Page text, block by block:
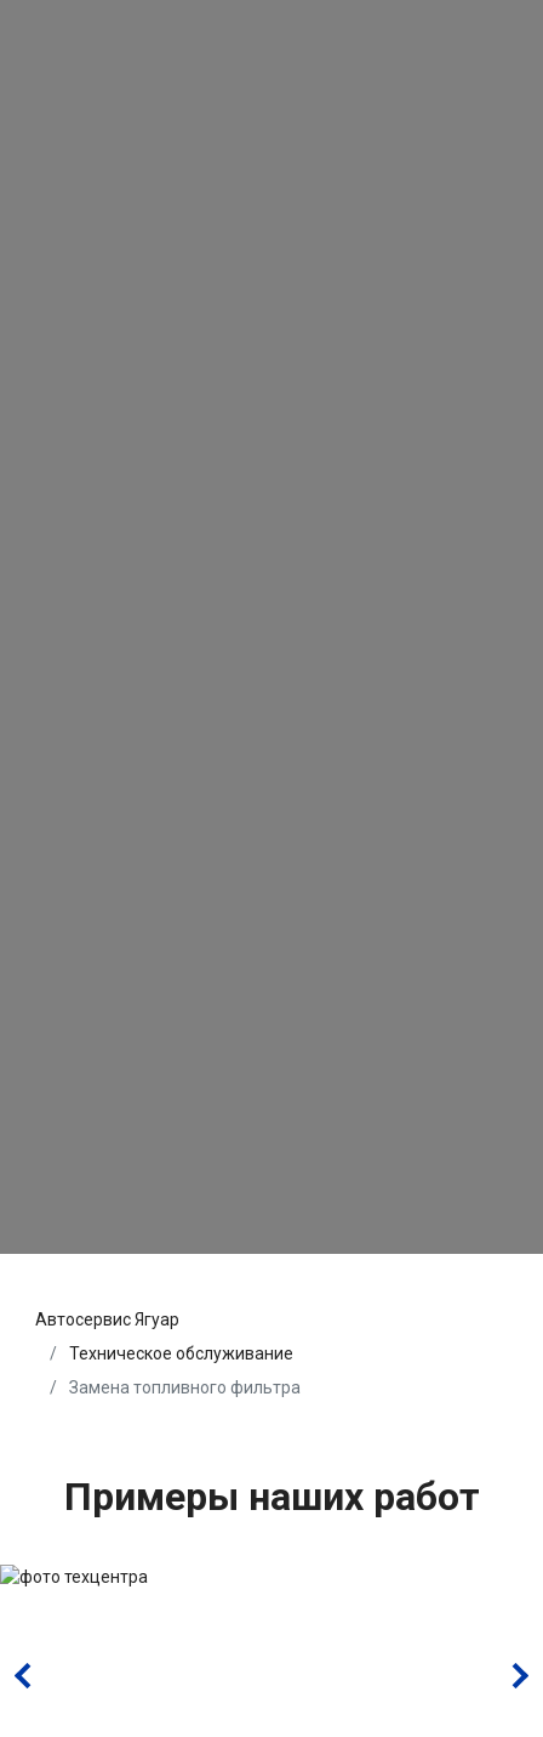
Автосервис Ягуар
Техническое обслуживание
Замена топливного фильтра
Примеры наших работ